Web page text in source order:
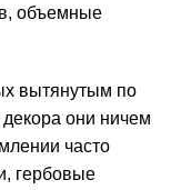
объемные
вытянутым по
они ничем
часто
гербовые